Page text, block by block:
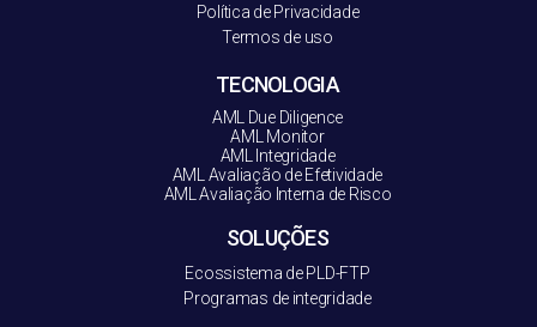
Política de Privacidade
Termos de uso
TECNOLOGIA
AML Due Diligence
AML Monitor
AML Integridade
AML Avaliação de Efetividade
AML Avaliação Interna de Risco
SOLUÇÕES
Ecossistema de PLD-FTP
Programas de integridade